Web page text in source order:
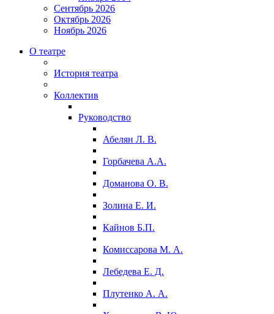
Сентябрь 2026
Октябрь 2026
Ноябрь 2026
О театре
История театра
Коллектив
Руководство
Абелян Л. В.
Горбачева А.А.
Доманова О. В.
Золина Е. И.
Кайнов Б.П.
Комиссарова М. А.
Лебедева Е. Д.
Плутенко А. А.